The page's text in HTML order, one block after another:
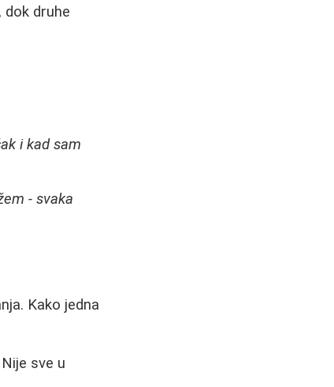
dok druhe
i kad sam
- svaka
Kako jedna
sve u